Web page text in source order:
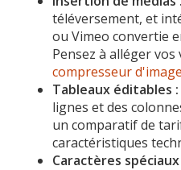
téléversement, et
ou Vimeo convertie
Pensez à alléger vos
compresseur
Tableaux éditables :
lignes et des
un comparatif de
caractéristiques
Caractères spéciaux